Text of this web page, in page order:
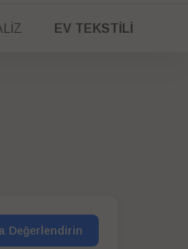
EV TEKSTILI
Değerlendirin